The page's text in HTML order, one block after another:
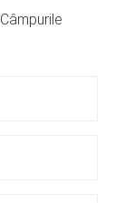
Câmpurile